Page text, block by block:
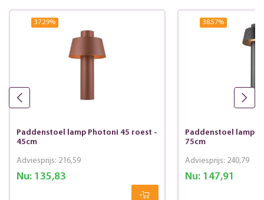
37.29%
Paddenstoel lamp Photoni 45 roest -
45cm
Nu:135,83
Adviesprijs: 216,59
38.57%
Paddenstoel lamp
75cm
Nu:147,91
Adviesprijs: 240,79